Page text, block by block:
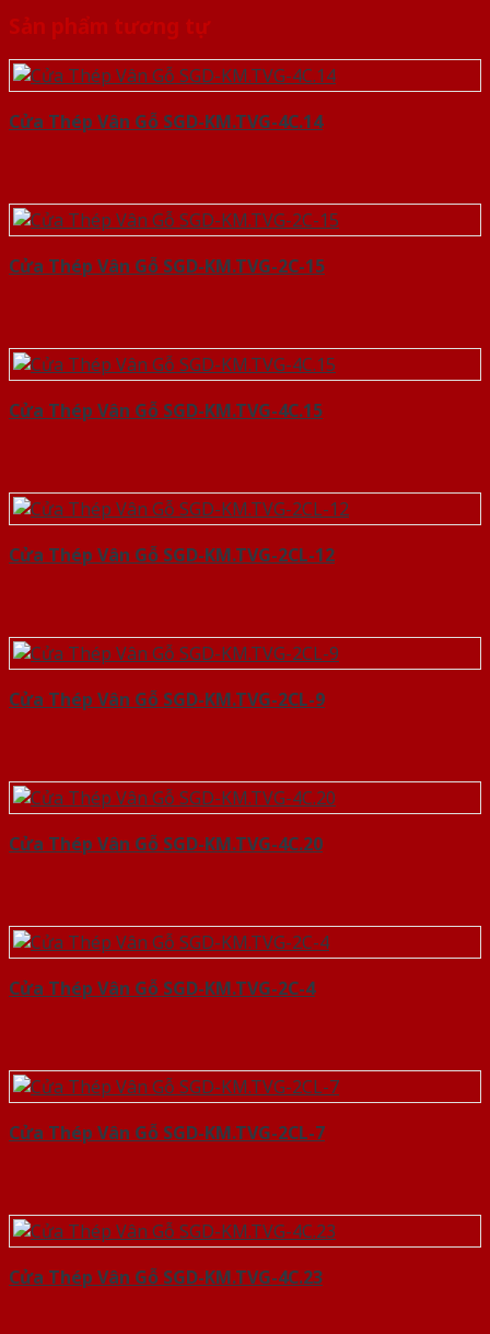
Sản phẩm tương tự
Cửa Thép Vân Gỗ SGD-KM.TVG-4C.14
Cửa Thép Vân Gỗ SGD-KM.TVG-2C-15
Cửa Thép Vân Gỗ SGD-KM.TVG-4C.15
Cửa Thép Vân Gỗ SGD-KM.TVG-2CL-12
Cửa Thép Vân Gỗ SGD-KM.TVG-2CL-9
Cửa Thép Vân Gỗ SGD-KM.TVG-4C.20
Cửa Thép Vân Gỗ SGD-KM.TVG-2C-4
Cửa Thép Vân Gỗ SGD-KM.TVG-2CL-7
Cửa Thép Vân Gỗ SGD-KM.TVG-4C.23